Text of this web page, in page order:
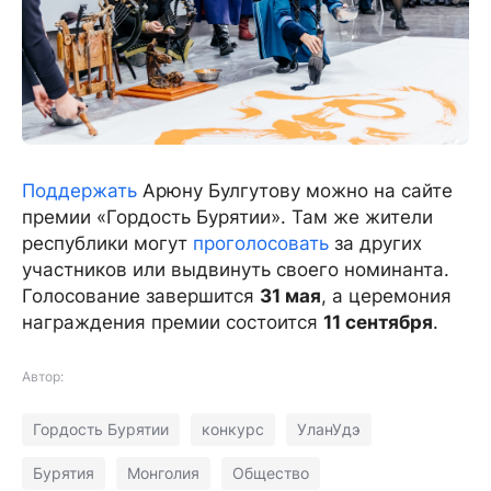
Поддержать Арюну Булгутову можно на сайте
премии «Гордость Бурятии». Там же жители
республики могут проголосовать за других
участников или выдвинуть своего номинанта.
Голосование завершится 31 мая, а церемония
награждения премии состоится 11 сентября.
Автор:
Гордость Бурятии конкурс УланУдэ
Бурятия Монголия Общество